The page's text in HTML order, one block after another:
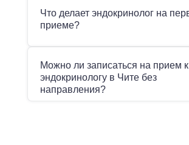
Что делает эндокринолог на
приеме?
Можно ли записаться на прием к
эндокринологу в Чите без
направления?